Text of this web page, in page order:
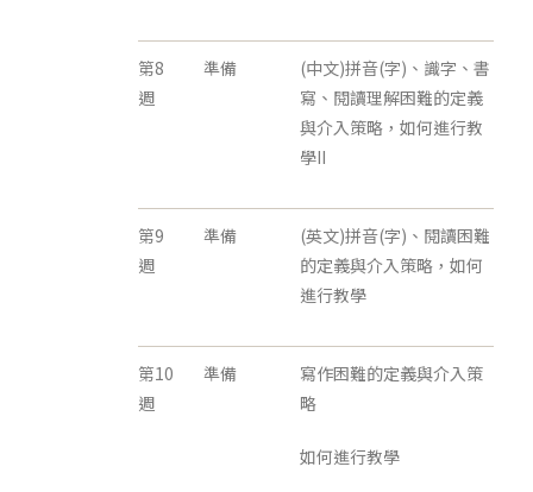
第8
週
準備
(中文)拼音(字)、識字、書
寫、閱讀理解困難的定義
與介入策略，如何進行教
學II
第9
週
準備
(英文)拼音(字)、閱讀困難
的定義與介入策略，如何
進行教學
第10
週
準備
寫作困難的定義與介入策
略
如何進行教學